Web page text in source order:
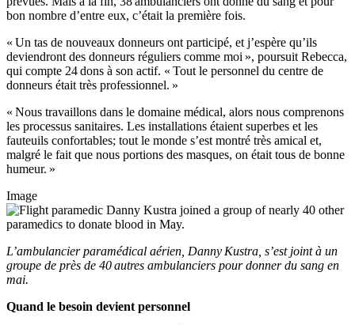
bon nombre d’entre eux, c’était la première fois.
« Un tas de nouveaux donneurs ont participé, et j’espère qu’ils
deviendront des donneurs réguliers comme moi », poursuit Rebecca,
qui compte 24 dons à son actif. « Tout le personnel du centre de
donneurs était très professionnel. »
« Nous travaillons dans le domaine médical, alors nous comprenons
les processus sanitaires. Les installations étaient superbes et les
fauteuils confortables; tout le monde s’est montré très amical et,
malgré le fait que nous portions des masques, on était tous de bonne
humeur. »
Image
L’ambulancier paramédical aérien, Danny Kustra, s’est joint à un
groupe de près de 40 autres ambulanciers pour donner du sang en
mai.
Quand le besoin devient personnel